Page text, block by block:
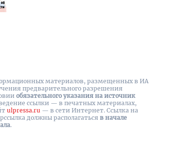
материалов, размещенных в ИА
предварительного разрешения
обязательного указания на источник
ссылки — в печатных материалах,
ulpressa.ru — в сети Интернет. Ссылка на
должны располагаться в начале
.